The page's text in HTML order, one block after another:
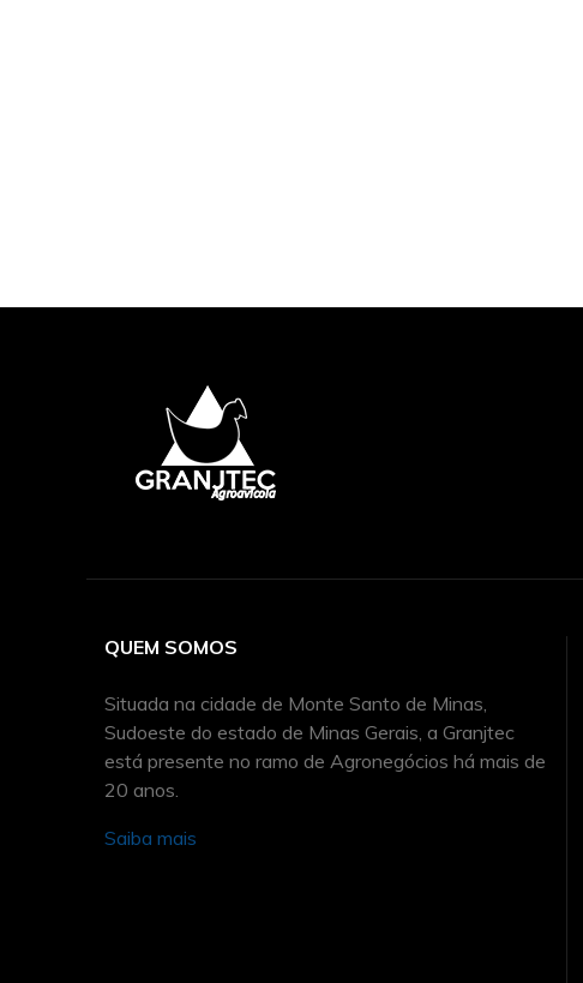
QUEM SOMOS
Situada na cidade de Monte Santo de Minas,
Sudoeste do estado de Minas Gerais, a Granjtec
está presente no ramo de Agronegócios há mais de
20 anos.
Saiba mais